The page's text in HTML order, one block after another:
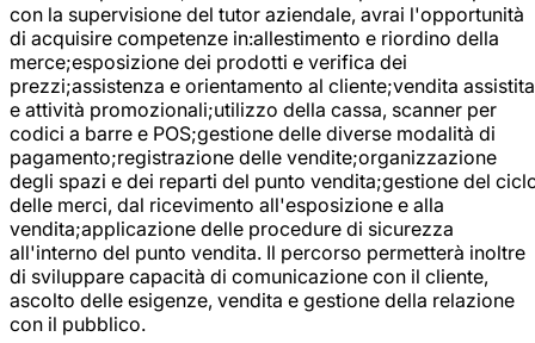
con la supervisione del tutor aziendale, avrai l'opportunità
di acquisire competenze in:allestimento e riordino della
merce;esposizione dei prodotti e verifica dei
prezzi;assistenza e orientamento al cliente;vendita assistita
e attività promozionali;utilizzo della cassa, scanner per
codici a barre e POS;gestione delle diverse modalità di
pagamento;registrazione delle vendite;organizzazione
degli spazi e dei reparti del punto vendita;gestione del
delle merci, dal ricevimento all'esposizione e alla
vendita;applicazione delle procedure di sicurezza
all'interno del punto vendita. Il percorso permetterà inoltre
di sviluppare capacità di comunicazione con il cliente,
ascolto delle esigenze, vendita e gestione della relazione
con il pubblico.